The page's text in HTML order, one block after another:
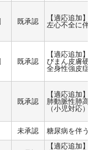
既承認
【適応追加】
左心不全に伴う
既承認
【適応追加】
びまん皮膚硬化
全身性強皮症
既承認
【適応追加】
肺動脈性肺高血
（小児対応）
未承認 糖尿病を伴う慢
【適応追加】